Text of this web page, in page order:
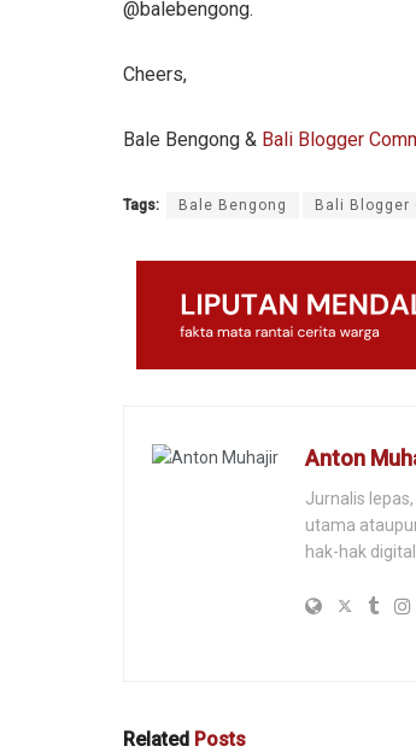
@balebengong.
Cheers,
Bale Bengong & Bali Blogger
Tags: Bale Bengong Bali Blogger
Anton
Jurnalis
utama
hak-hak digital.
Related Posts